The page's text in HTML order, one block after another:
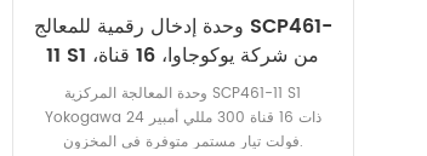
وحدة إدخال رقمية للمعالج SCP461-
11 S1 من شركة يوكوجاوا، 16 قناة،
300 مللي أمبير، 24 فولت تيار
مستمر، وحدة معالجة مركزية
وحدة المعالجة المركزية SCP461-11 S1
Yokogawa ذات 16 قناة 300 مللي أمبير 24
فولت تيار مستمر متوفرة في المخزون.